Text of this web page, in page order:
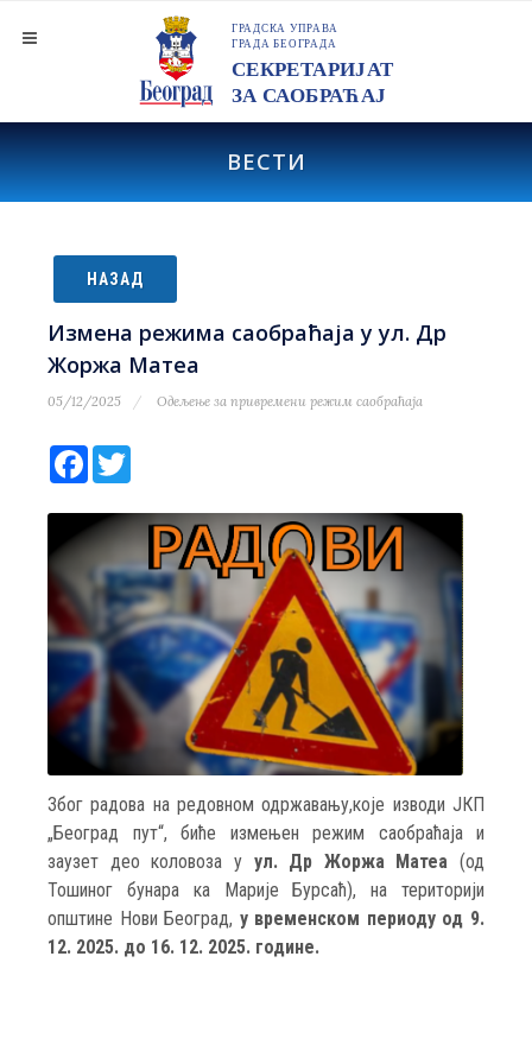
ВЕСТИ
НАЗАД
Измена режима саобраћаја у ул. Др
Жоржа Матеа
05/12/2025 Одељење за привремени режим саобраћаја
Facebook
Због радова на редовном одржавању,које изводи ЈКП
„Београд пут“, биће измењен режим саобраћаја и
заузет део коловоза у ул. Др Жоржа Матеа (од
Тошиног бунара ка Марије Бурсаћ), на територији
општине Нови Београд, у временском периоду од 9.
12. 2025. до 16. 12. 2025. године.